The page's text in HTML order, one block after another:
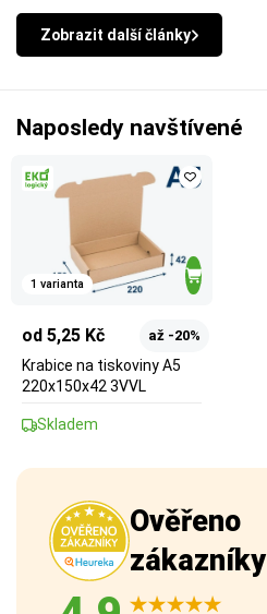
Zobrazit další články
Naposledy navštívené
1 varianta
od 5,25 Kč až -20%
Krabice na tiskoviny A5
220x150x42 3VVL
Skladem
Ověřeno
zákazníky